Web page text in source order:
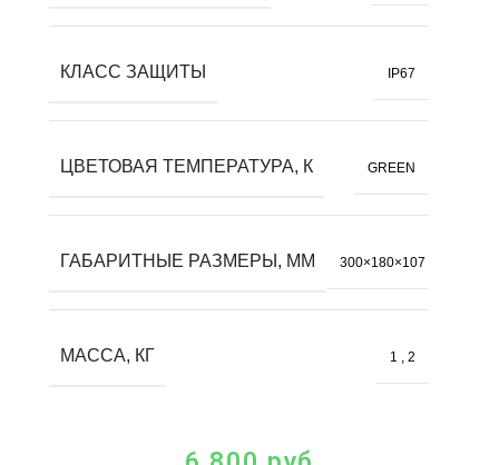
КЛАСС ЗАЩИТЫ IP67
ЦВЕТОВАЯ ТЕМПЕРАТУРА, К GREEN
ГАБАРИТНЫЕ РАЗМЕРЫ, ММ 300×180×107
МАССА, КГ 1 , 2